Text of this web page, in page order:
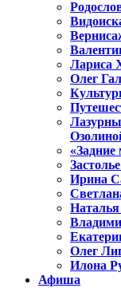
Лариса
Олег
Ирина
Олег
Илона
Афиша